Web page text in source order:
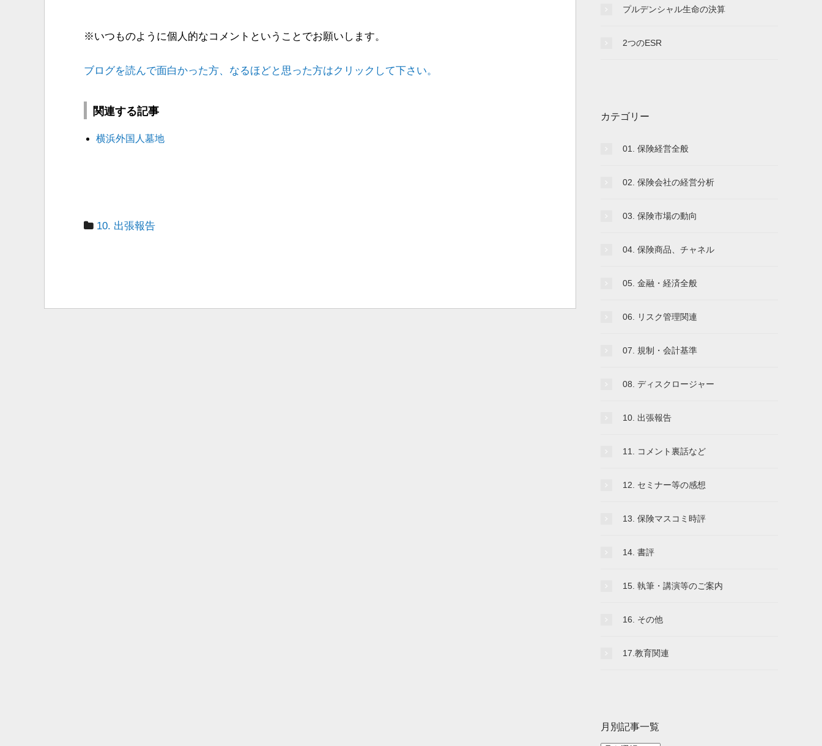
※いつものように個人的なコメントということでお願いします。
ブログを読んで面白かった方、なるほどと思った方はクリックして下さい。
関連する記事
横浜外国人墓地
10. 出張報告
プルデンシャル生命の決算
2つのESR
カテゴリー
01. 保険経営全般
02. 保険会社の経営分析
03. 保険市場の動向
04. 保険商品、チャネル
05. 金融・経済全般
06. リスク管理関連
07. 規制・会計基準
08. ディスクロージャー
10. 出張報告
11. コメント裏話など
12. セミナー等の感想
13. 保険マスコミ時評
14. 書評
15. 執筆・講演等のご案内
16. その他
17.教育関連
月別記事一覧